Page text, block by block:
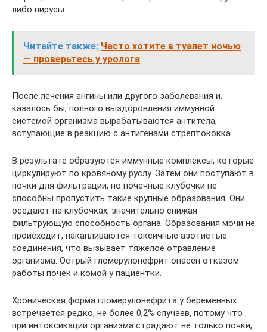
либо вирусы.
Читайте также: Часто хотите в туалет ночью
— проверьтесь у уролога
После лечения ангины или другого заболевания и,
казалось бы, полного выздоровления иммунной
системой организма вырабатываются антитела,
вступающие в реакцию с антигенами стрептококка.
В результате образуются иммунные комплексы, которые
циркулируют по кровяному руслу. Затем они поступают в
почки для фильтрации, но почечные клубочки не
способны пропустить такие крупные образования. Они
оседают на клубочках, значительно снижая
фильтрующую способность органа. Образования мочи не
происходит, накапливаются токсичные азотистые
соединения, что вызывает тяжёлое отравление
организма. Острый гломерулонефрит опасен отказом
работы почек и комой у пациентки.
Хроническая форма гломерулонефрита у беременных
встречается редко, не более 0,2% случаев, потому что
при интоксикации организма страдают не только почки,